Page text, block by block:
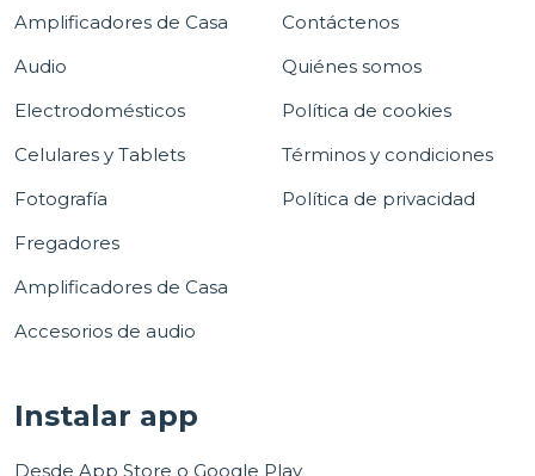
Amplificadores de Casa
Audio
Electrodomésticos
Celulares y Tablets
Fotografía
Fregadores
Amplificadores de Casa
Accesorios de audio
Contáctenos
Quiénes somos
Política de cookies
Términos y condiciones
Política de privacidad
Instalar app
Desde App Store o Google Play